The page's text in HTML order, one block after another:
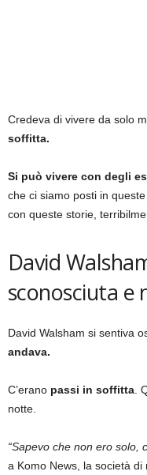
Credeva di vivere da solo
soffitta.
Si può vivere con degli
che ci siamo posti in
con queste storie,
David
sconosciuta e
David Walsham si sentiva
andava.
C’erano passi in soffitta .
notte.
“Sapevo che non ero solo,
a Komo News, la società di